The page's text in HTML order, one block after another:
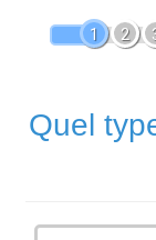
1 2
Quel